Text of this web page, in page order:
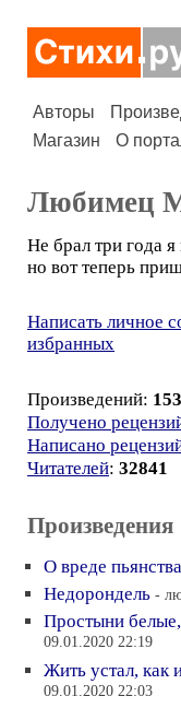
Авторы
Магазин
О
Любимец
Не брал три года я
но вот теперь
Написать личное
избранных
Произведений: 153
Получено
Написано
Читателей: 32841
Произведения
О вреде
Недорондель -
Простыни
09.01.2020 22:19
Жить устал, как
09.01.2020 22:03